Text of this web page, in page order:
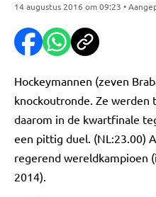
14 augustus 2016 om 09:23 •
Hockeymannen (zeven
knockoutronde. Ze werden
daarom in de kwartfinale
een pittig duel. (NL:23.00)
regerend wereldkampioen
2014).